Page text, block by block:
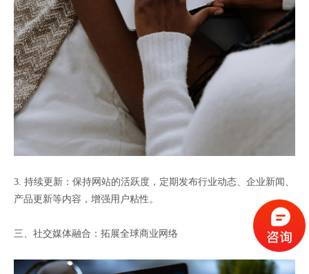
3. 持续更新：保持网站的活跃度，定期发布行业动态、企业新闻、
产品更新等内容，增强用户粘性。
三、社交媒体融合：拓展全球商业网络